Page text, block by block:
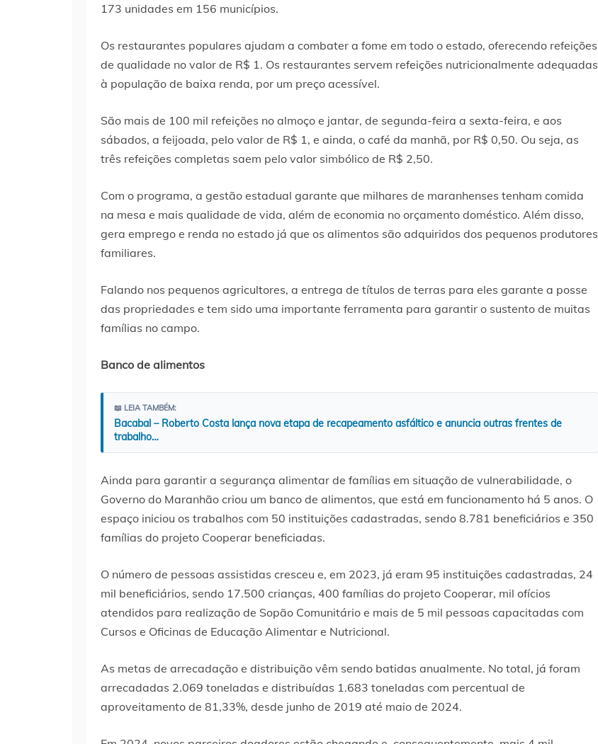
173 unidades em 156 municípios.
Os restaurantes populares ajudam a combater a fome em todo o estado, oferecendo refeições
de qualidade no valor de R$ 1. Os restaurantes servem refeições nutricionalmente adequadas
à população de baixa renda, por um preço acessível.
São mais de 100 mil refeições no almoço e jantar, de segunda-feira a sexta-feira, e aos
sábados, a feijoada, pelo valor de R$ 1, e ainda, o café da manhã, por R$ 0,50. Ou seja, as
três refeições completas saem pelo valor simbólico de R$ 2,50.
Com o programa, a gestão estadual garante que milhares de maranhenses tenham comida
na mesa e mais qualidade de vida, além de economia no orçamento doméstico. Além disso,
gera emprego e renda no estado já que os alimentos são adquiridos dos pequenos produtores
familiares.
Falando nos pequenos agricultores, a entrega de títulos de terras para eles garante a posse
das propriedades e tem sido uma importante ferramenta para garantir o sustento de muitas
famílias no campo.
Banco de alimentos
📖 LEIA TAMBÉM:
Bacabal – Roberto Costa lança nova etapa de recapeamento asfáltico e anuncia outras frentes de
trabalho…
Ainda para garantir a segurança alimentar de famílias em situação de vulnerabilidade, o
Governo do Maranhão criou um banco de alimentos, que está em funcionamento há 5 anos. O
espaço iniciou os trabalhos com 50 instituições cadastradas, sendo 8.781 beneficiários e 350
famílias do projeto Cooperar beneficiadas.
O número de pessoas assistidas cresceu e, em 2023, já eram 95 instituições cadastradas, 24
mil beneficiários, sendo 17.500 crianças, 400 famílias do projeto Cooperar, mil ofícios
atendidos para realização de Sopão Comunitário e mais de 5 mil pessoas capacitadas com
Cursos e Oficinas de Educação Alimentar e Nutricional.
As metas de arrecadação e distribuição vêm sendo batidas anualmente. No total, já foram
arrecadadas 2.069 toneladas e distribuídas 1.683 toneladas com percentual de
aproveitamento de 81,33%, desde junho de 2019 até maio de 2024.